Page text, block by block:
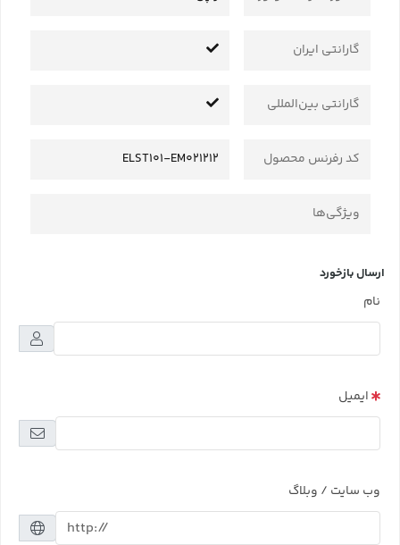
گارانتی ایران
گارانتی بین‌المللی
کد رفرنس محصول ELST101-EM021212
ویژگی‌ها
ارسال بازخورد
نام
ایمیل
وب سایت / وبلاگ